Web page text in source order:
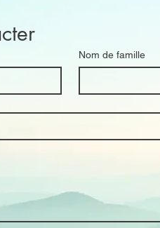
Nom de famille